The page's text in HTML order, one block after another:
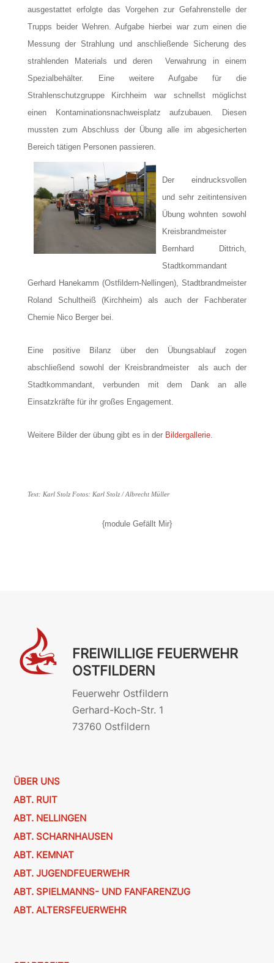
ausgestattet erfolgte das Vorgehen zur Gefahrenstelle der
Trupps beider Wehren. Aufgabe hierbei war zum einen die
Messung der Strahlung und anschließende Sicherung des
strahlenden Materials und deren Verwahrung in einem
Spezialbehälter. Eine weitere Aufgabe für die
Strahlenschutzgruppe Kirchheim war schnellst möglichst
einen Kontaminationsnachweisplatz aufzubauen. Diesen
mussten zum Abschluss der Übung alle im abgesicherten
Bereich tätigen Personen passieren.
Der eindrucksvollen
und sehr zeitintensiven
Übung wohnten sowohl
Kreisbrandmeister
Bernhard Dittrich,
Stadtkommandant
Gerhard Hanekamm (Ostfildern-Nellingen), Stadtbrandmeister
Roland Schultheiß (Kirchheim) als auch der Fachberater
Chemie Nico Berger bei.
Eine positive Bilanz über den Übungsablauf zogen
abschließend sowohl der Kreisbrandmeister als auch der
Stadtkommandant, verbunden mit dem Dank an alle
Einsatzkräfte für ihr großes Engagement.
Weitere Bilder der übung gibt es in der Bildergallerie.
Text: Karl Stolz Fotos: Karl Stolz / Albrecht Müller
{module Gefällt Mir}
FREIWILLIGE FEUERWEHR
OSTFILDERN
Feuerwehr Ostfildern
Gerhard-Koch-Str. 1
73760 Ostfildern
ÜBER UNS
ABT. RUIT
ABT. NELLINGEN
ABT. SCHARNHAUSEN
ABT. KEMNAT
ABT. JUGENDFEUERWEHR
ABT. SPIELMANNS- UND FANFARENZUG
ABT. ALTERSFEUERWEHR